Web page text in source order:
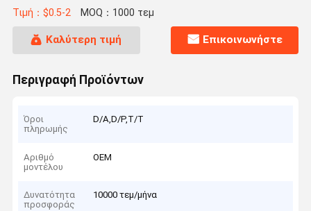
ράβδοι κυλίνδρων με μηχανική επεξεργασία CNC με
Τιμή：$0.5-2 MOQ：1000 τεμ
Καλύτερη τιμή Επικοινωνήστε
Περιγραφή Προϊόντων
Όροι
πληρωμής
D/A,D/P,T/T
Αριθμό
μοντέλου
OEM
Δυνατότητα
προσφοράς
10000 τεμ/μήνα